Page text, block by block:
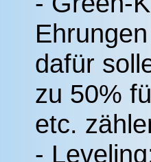
dafür
zu 50%
etc.
-